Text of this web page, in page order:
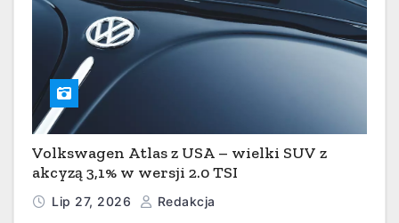
Volkswagen Atlas z USA – wielki SUV z
akcyzą 3,1% w wersji 2.0 TSI
Lip 27, 2026 Redakcja